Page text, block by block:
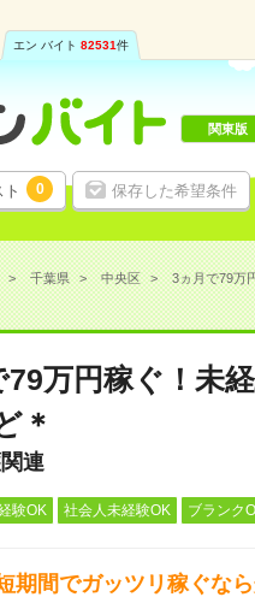
エン バイト 82531件
0 保存した希望条件
関東版
千葉県 中央区 3ヵ月で79万
79万円稼ぐ！未
＊
連
験OK 社会人未経験OK ブランク
期間でガッツリ稼ぐなら